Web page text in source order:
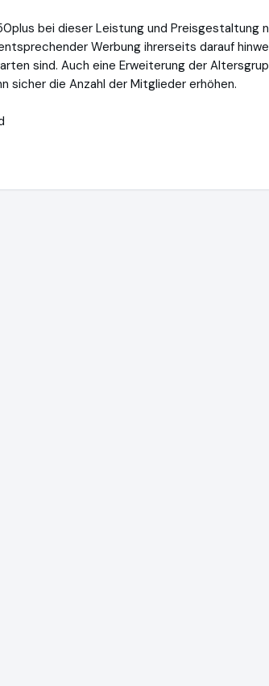
bei dieser Leistung und Preisgestaltung
Werbung ihrerseits darauf
sind. Auch eine Erweiterung der
sicher die Anzahl der Mitglieder erhöhen.